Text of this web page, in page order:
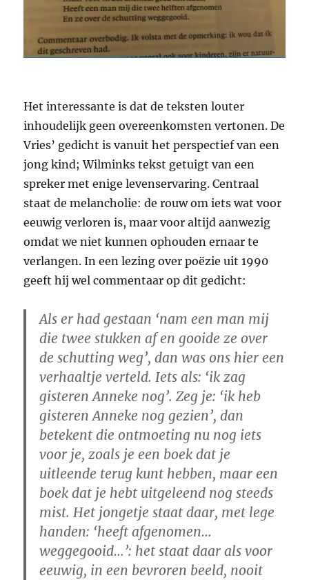
Het interessante is dat de teksten louter
inhoudelijk geen overeenkomsten vertonen. De
Vries’ gedicht is vanuit het perspectief van een
jong kind; Wilminks tekst getuigt van een
spreker met enige levenservaring. Centraal
staat de melancholie: de rouw om iets wat voor
eeuwig verloren is, maar voor altijd aanwezig
omdat we niet kunnen ophouden ernaar te
verlangen. In een lezing over poëzie uit 1990
geeft hij wel commentaar op dit gedicht:
Als er had gestaan ‘nam een man mij
die twee stukken af en gooide ze over
de schutting weg’, dan was ons hier een
verhaaltje verteld. Iets als: ‘ik zag
gisteren Anneke nog’. Zeg je: ‘ik heb
gisteren Anneke nog gezien’, dan
betekent die ontmoeting nu nog iets
voor je, zoals je een boek dat je
uitleende terug kunt hebben, maar een
boek dat je hebt uitgeleend nog steeds
mist. Het jongetje staat daar, met lege
handen: ‘heeft afgenomen…
weggegooid…’: het staat daar als voor
eeuwig, in een bevroren beeld, nooit